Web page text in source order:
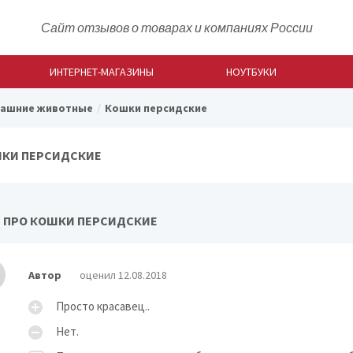
Сайт отзывов о товарах и компаниях России
ИНТЕРНЕТ-МАГАЗИНЫ НОУТБУКИ
животные Кошки персидские
ПЕРСИДСКИЕ
КОШКИ ПЕРСИДСКИЕ
Автор оценил 12.08.2018
Просто красавец..
Нет.